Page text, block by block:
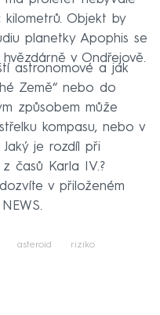
kilometrů. Objekt by
planetky Apophis se
v Ondřejově.
astronomové a jak
Země“ nebo do
způsobem může
kompasu, nebo v
je rozdíl při
časů Karla IV.?
v přiloženém
asteroid riziko